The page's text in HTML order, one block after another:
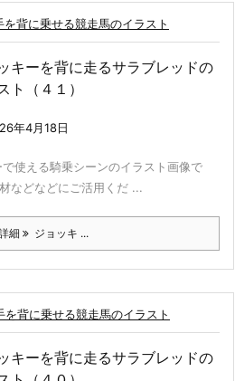
を背に乗せる競走馬のイラスト
キーを背に走るサラブレッドの
ト（４１）
年4月18日
で使える騎乗シーンのイラスト画像で
などなどにご活用くだ ...
細 ジョッキ ...
を背に乗せる競走馬のイラスト
キーを背に走るサラブレッドの